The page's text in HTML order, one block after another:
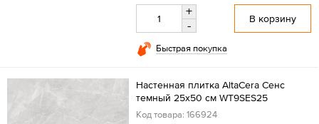
+
-
В корзину
Быстрая покупка
Настенная плитка AltaCera Сенс
темный 25x50 см WT9SES25
Код товара: 166924